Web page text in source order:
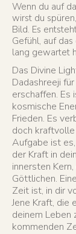
Wenn du auf
wirst du
Bild. Es
Gefühl, auf
lang gewartet
Das Divine
Dadashreeji
erschaffen. Es
kosmische
Frieden. Es
doch
Aufgabe ist
der Kraft in
innersten
Göttlichen.
Zeit ist, in dir
Jene Kraft, die
deinem Leben
kommenden